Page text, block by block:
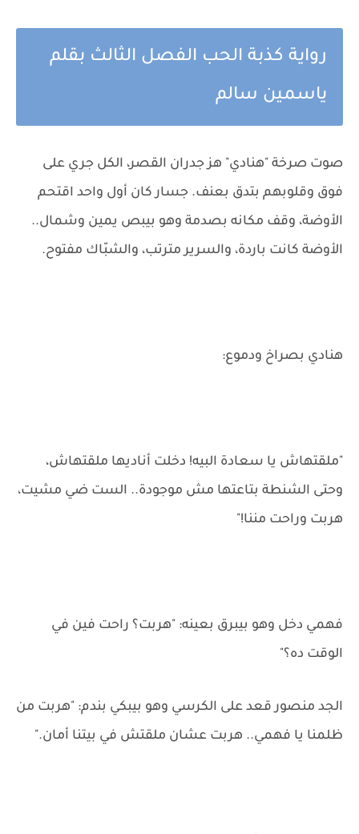
رواية كذبة الحب الفصل الثالث بقلم
ياسمين سالم
صوت صرخة "هنادي" هز جدران القصر، الكل جري على
فوق وقلوبهم بتدق بعنف. جسار كان أول واحد اقتحم
الأوضة، وقف مكانه بصدمة وهو بيبص يمين وشمال..
الأوضة كانت باردة، والسرير مترتب، والشبّاك مفتوح.
هنادي بصراخ ودموع:
"ملقتهاش يا سعادة البيه! دخلت أناديها ملقتهاش،
وحتى الشنطة بتاعتها مش موجودة.. الست ضي مشيت،
هربت وراحت مننا!"
فهمي دخل وهو بيبرق بعينه: "هربت؟ راحت فين في
الوقت ده؟"
الجد منصور قعد على الكرسي وهو بيبكي بندم: "هربت من
ظلمنا يا فهمي.. هربت عشان ملقتش في بيتنا أمان."